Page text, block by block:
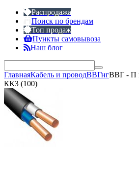
Распродажа
Поиск по брендам
Топ продаж
Пункты самовывоза
Наш блог
ГлавнаяКабель и проводВВГнгВВГ - П
ККЗ (100)